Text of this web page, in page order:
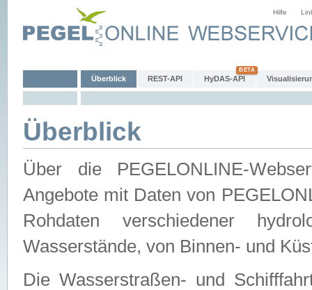
Hilfe
Überblick REST-API HyDAS-API
Überblick
Über die PEGELONLINE-
Angebote mit Daten von
Rohdaten verschiedener
Wasserstände, von Binnen- und
Die Wasserstraßen- und